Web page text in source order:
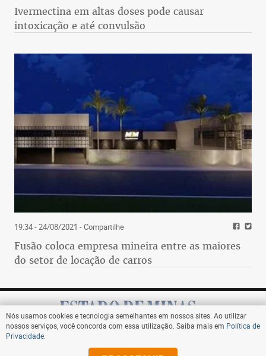
Ivermectina em altas doses pode causar
intoxicação e até convulsão
19:34 - 24/08/2021 - Compartilhe
Fusão coloca empresa mineira entre as maiores
do setor de locação de carros
Assine
Nós usamos cookies e tecnologia semelhantes em nossos sites. Ao utilizar
nossos serviços, você concorda com essa utilização. Saiba mais em Política de
Privacidade